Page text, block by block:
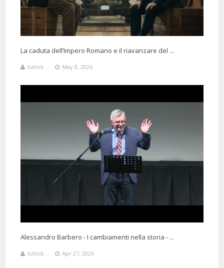
La caduta dell’Impero Romano e il riavanzare del ...
tuttob ... May 8, 2026
Alessandro Barbero - I cambiamenti nella storia - ...
tuttob ... Apr 27, 2026